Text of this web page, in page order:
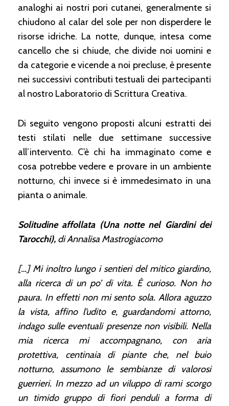
analoghi ai nostri pori cutanei, generalmente si
chiudono al calar del sole per non disperdere le
risorse idriche. La notte, dunque, intesa come
cancello che si chiude, che divide noi uomini e
da categorie e vicende a noi precluse, è presente
nei successivi contributi testuali dei partecipanti
al nostro Laboratorio di Scrittura Creativa.
Di seguito vengono proposti alcuni estratti dei
testi stilati nelle due settimane successive
all’intervento. C’è chi ha immaginato come e
cosa potrebbe vedere e provare in un ambiente
notturno, chi invece si è immedesimato in una
pianta o animale.
Solitudine affollata (Una notte nel Giardini dei
Tarocchi), di Annalisa Mastrogiacomo
[…] Mi inoltro lungo i sentieri del mitico giardino,
alla ricerca di un po’ di vita. È curioso. Non ho
paura. In effetti non mi sento sola. Allora aguzzo
la vista, affino l’udito e, guardandomi attorno,
indago sulle eventuali presenze non visibili. Nella
mia ricerca mi accompagnano, con aria
protettiva, centinaia di piante che, nel buio
notturno, assumono le sembianze di valorosi
guerrieri. In mezzo ad un viluppo di rami scorgo
un timido gruppo di fiori penduli a forma di